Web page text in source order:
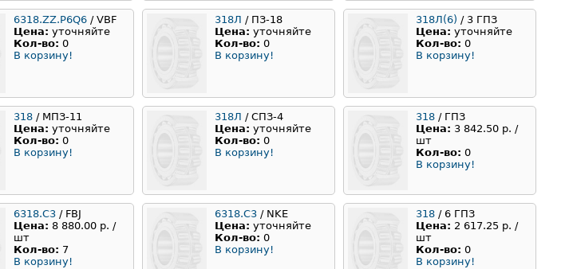
6318.ZZ.P6Q6 / VBF
Цена: уточняйте
Кол-во: 0
В корзину!
318Л / ПЗ-18
Цена: уточняйте
Кол-во: 0
В корзину!
318Л(6) / 3 ГПЗ
Цена: уточняйте
Кол-во: 0
В корзину!
318 / МПЗ-11
Цена: уточняйте
Кол-во: 0
В корзину!
318Л / СПЗ-4
Цена: уточняйте
Кол-во: 0
В корзину!
318 / ГПЗ
Цена: 3 842.50 р. /
шт
Кол-во: 0
В корзину!
6318.C3 / FBJ
Цена: 8 880.00 р. /
шт
Кол-во: 7
В корзину!
6318.С3 / NKE
Цена: уточняйте
Кол-во: 0
В корзину!
318 / 6 ГПЗ
Цена: 2 617.25 р. /
шт
Кол-во: 0
В корзину!